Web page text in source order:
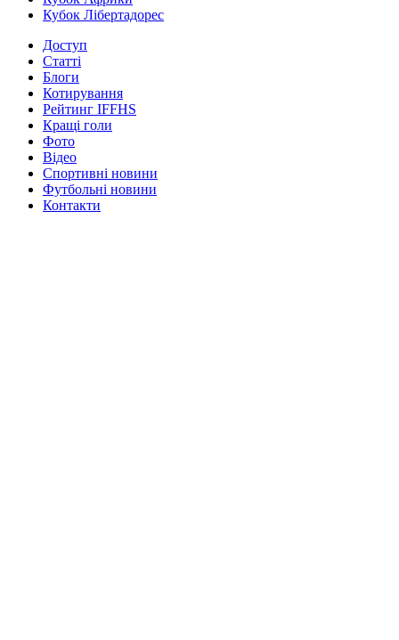
Кубок Лібертадорес
Доступ
Статті
Блоги
Котирування
Рейтинг IFFHS
Кращі голи
Фото
Відео
Спортивні новини
Футбольні новини
Контакти